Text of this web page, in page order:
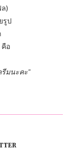
)
รูป
อ
มนะคะ"